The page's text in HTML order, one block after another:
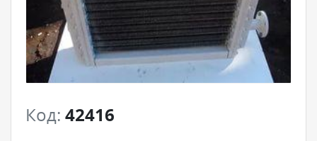
Код: 42416